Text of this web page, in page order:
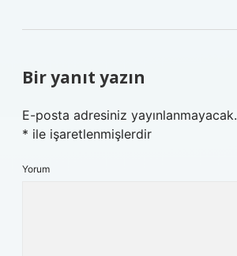
Bir yanıt yazın
E-posta adresiniz yayınlanmayacak.
* ile işaretlenmişlerdir
Yorum